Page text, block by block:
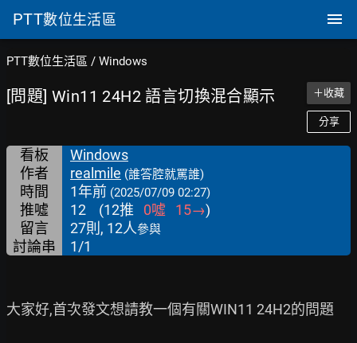
PTT數位生活區
PTT數位生活區 / Windows
[問題] Win11 24H2 語言切換混合顯示 ＋收藏
分享
看板
Windows
作者
realmile (誰答腔就罵誰)
時間 1年前 (2025/07/09 02:27)
推噓 12 (12推 0噓 15→)
留言
27則, 12人參與
討論串 1/1
大家好,首次發文想請教一個有關WIN11 24H2的問題